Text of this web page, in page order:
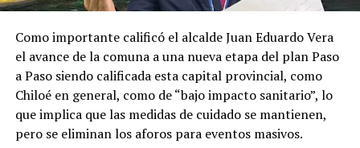
Como importante calificó el alcalde Juan Eduardo Vera
el avance de la comuna a una nueva etapa del plan Paso
a Paso siendo calificada esta capital provincial, como
Chiloé en general, como de “bajo impacto sanitario”, lo
que implica que las medidas de cuidado se mantienen,
pero se eliminan los aforos para eventos masivos.